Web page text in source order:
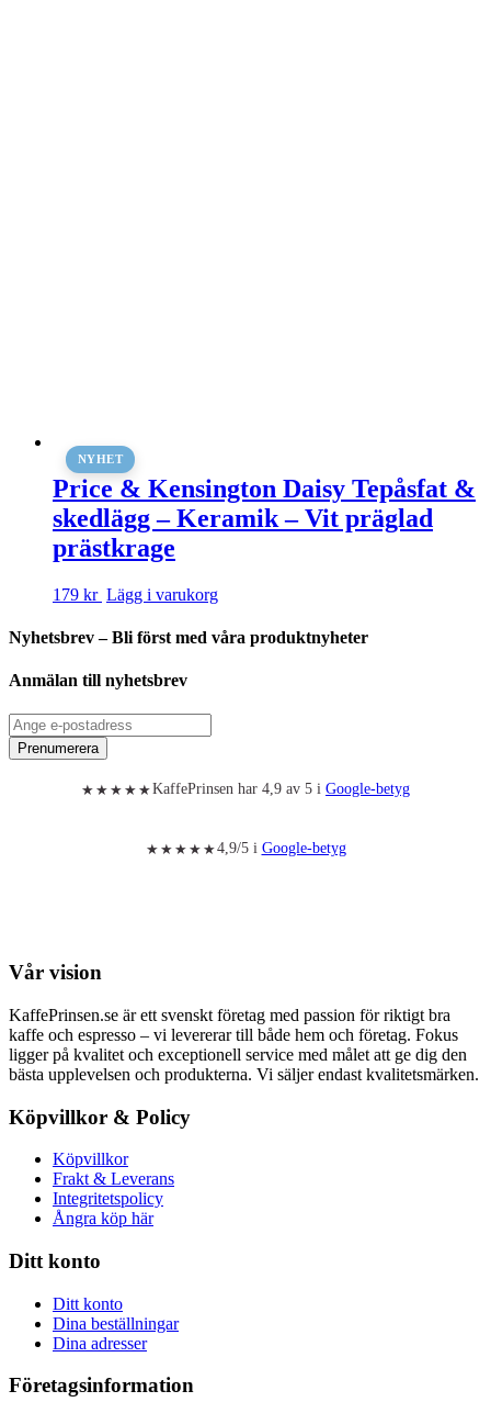
NYHET
Price & Kensington Daisy Tepåsfat &
skedlägg – Keramik – Vit präglad
prästkrage
179 kr Lägg i varukorg
Nyhetsbrev – Bli först med våra produktnyheter
Anmälan till nyhetsbrev
Prenumerera
★★★★★KaffePrinsen har 4,9 av 5 i Google-betyg
★★★★★4,9/5 i Google-betyg
Vår vision
KaffePrinsen.se är ett svenskt företag med passion för riktigt bra
kaffe och espresso – vi levererar till både hem och företag. Fokus
ligger på kvalitet och exceptionell service med målet att ge dig den
bästa upplevelsen och produkterna. Vi säljer endast kvalitetsmärken.
Köpvillkor & Policy
Köpvillkor
Frakt & Leverans
Integritetspolicy
Ångra köp här
Ditt konto
Ditt konto
Dina beställningar
Dina adresser
Företagsinformation